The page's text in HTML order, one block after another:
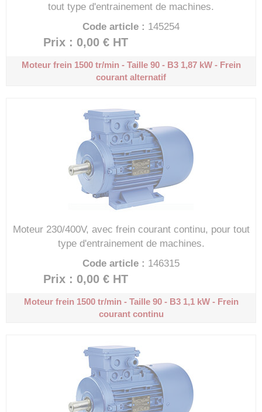
tout type d'entrainement de machines.
Code article : 145254
Prix : 0,00 € HT
Moteur frein 1500 tr/min - Taille 90 - B31,87 kW - Frein
courant alternatif
Moteur 230/400V, avec frein courant continu, pour tout
type d'entrainement de machines.
Code article : 146315
Prix : 0,00 € HT
Moteur frein 1500 tr/min - Taille 90 - B31,1 kW - Frein
courant continu